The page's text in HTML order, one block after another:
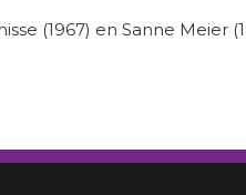
(1967) en Sanne Meier